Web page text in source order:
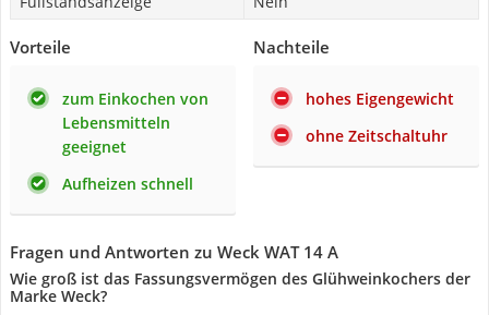
Vorteile
zum Einkochen von
Lebensmitteln
geeignet
Aufheizen schnell
Nachteile
hohes Eigengewicht
ohne Zeitschaltuhr
Fragen und Antworten zu Weck WAT 14 A
Wie groß ist das Fassungsvermögen des Glühweinkochers der
Marke Weck?